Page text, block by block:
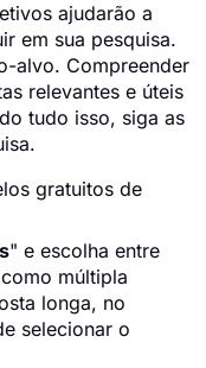
ajudarão a
em sua pesquisa.
alvo. Compreender
relevantes e úteis
tudo isso, siga as
gratuitos de
" e escolha entre
múltipla
longa, no
selecionar o